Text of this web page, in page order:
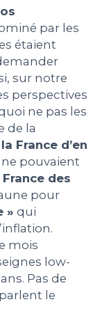
par les
étaient
sur notre
perspectives
ne pas les
de la
France d’en
pouvaient
France des
pour
» qui
mois
low-
Pas de
le